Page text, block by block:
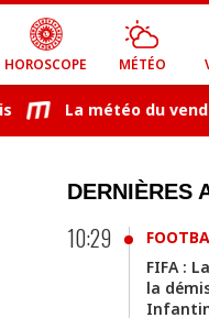
HOROSCOPE MÉTÉO
La météo du vendredi
DERNIÈRES
10:29
FIFA :
la